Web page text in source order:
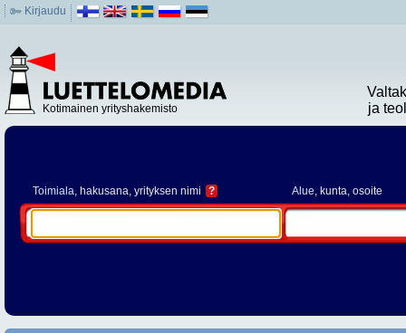
Kirjaudu
Kotimainen yrityshakemisto
ja
Toimiala, hakusana, yrityksen nimi ? Alue, kunta, osoite